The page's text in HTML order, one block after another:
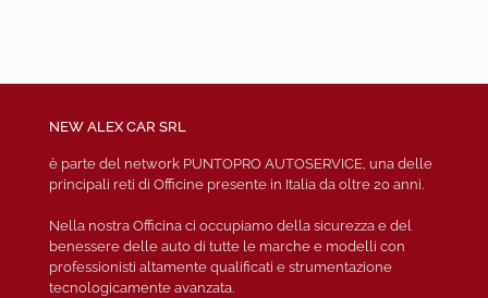
NEW ALEX CAR SRL
è parte del network PUNTOPRO AUTOSERVICE, una delle
principali reti di Officine presente in Italia da oltre 20 anni.
Nella nostra Officina ci occupiamo della sicurezza e del
benessere delle auto di tutte le marche e modelli con
professionisti altamente qualificati e strumentazione
tecnologicamente avanzata.